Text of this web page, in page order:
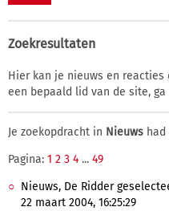
Zoekresultaten
Hier kan je nieuws en reacties
een bepaald lid van de site, ga
Je zoekopdracht in Nieuws had
Pagina: 1 2 3 4 ... 49
Nieuws, De Ridder
22 maart 2004, 16:25:29